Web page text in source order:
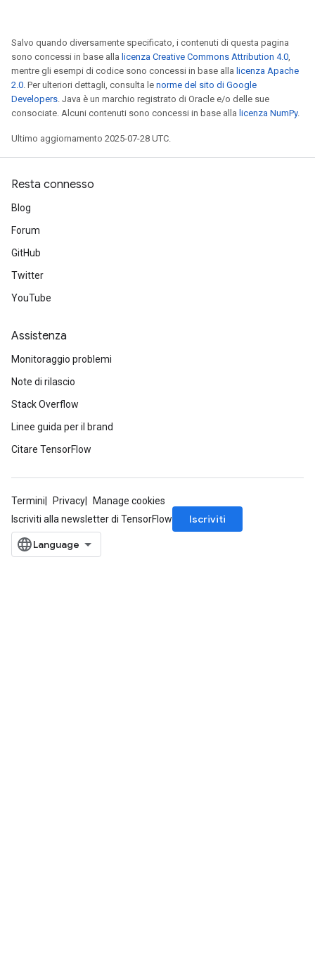
Salvo quando diversamente specificato, i contenuti di questa pagina
sono concessi in base alla licenza Creative Commons Attribution 4.0,
mentre gli esempi di codice sono concessi in base alla licenza Apache
2.0. Per ulteriori dettagli, consulta le norme del sito di Google
Developers. Java è un marchio registrato di Oracle e/o delle sue
consociate. Alcuni contenuti sono concessi in base alla licenza NumPy.
Ultimo aggiornamento 2025-07-28 UTC.
Resta connesso
Blog
Forum
GitHub
Twitter
YouTube
Assistenza
Monitoraggio problemi
Note di rilascio
Stack Overflow
Linee guida per il brand
Citare TensorFlow
Termini Privacy
Manage cookies
Iscriviti alla newsletter di TensorFlow
Iscriviti